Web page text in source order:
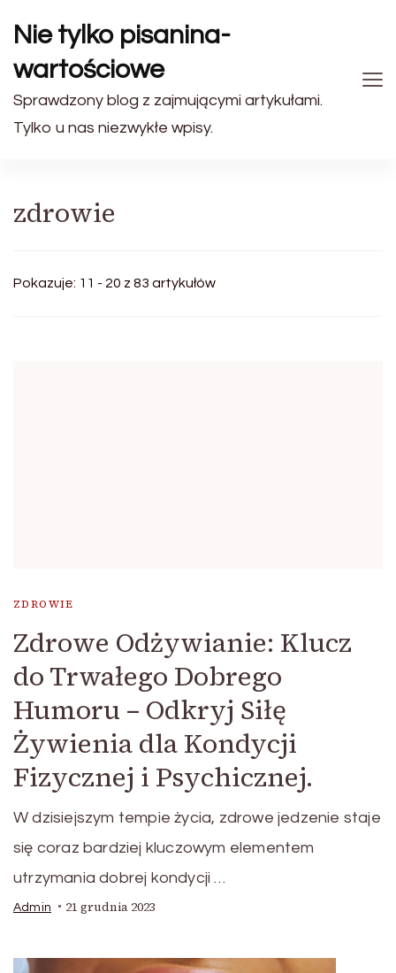
Nie tylko pisanina-
wartościowe
Sprawdzony blog z zajmującymi artykułami.
Tylko u nas niezwykłe wpisy.
zdrowie
Pokazuje: 11 - 20 z 83 artykułów
ZDROWIE
Zdrowe Odżywianie: Klucz
do Trwałego Dobrego
Humoru – Odkryj Siłę
Żywienia dla Kondycji
Fizycznej i Psychicznej.
W dzisiejszym tempie życia, zdrowe jedzenie staje
się coraz bardziej kluczowym elementem
utrzymania dobrej kondycji …
Admin 21 grudnia 2023